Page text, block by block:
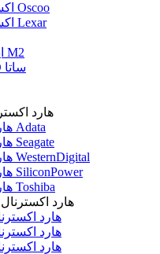
SSD اکسترنال Oscoo
SSD اکسترنال Lexar
SSD اینترنال M2
حافظه SSD ساتا
هارد
هارد اکسترنال Adata
هارد اکسترنال Seagate
هارد اکسترنال WesternDigital
هارد اکسترنال SiliconPower
هارد اکسترنال Toshiba
هارد
هارد اکسترنال 1
هارد اکسترنال 2
هارد اکسترنال 4